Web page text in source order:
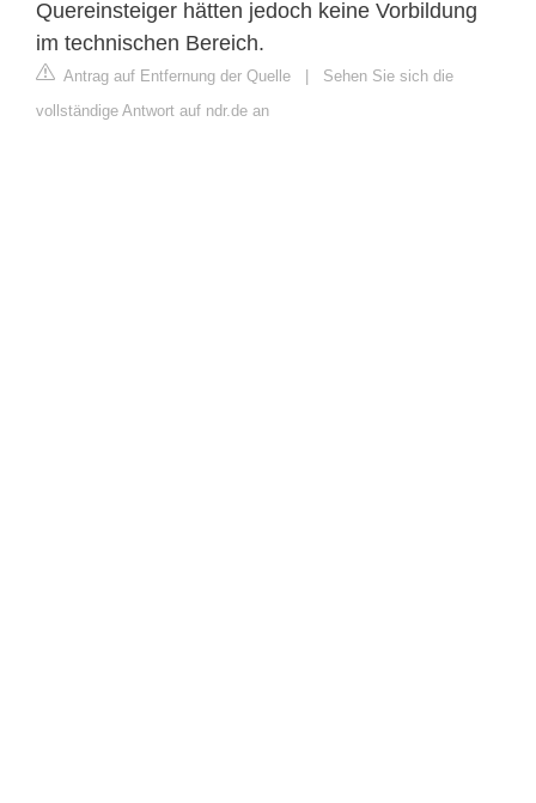
Quereinsteiger hätten jedoch keine Vorbildung
im technischen Bereich.
Antrag auf Entfernung der Quelle | Sehen Sie sich die
vollständige Antwort auf ndr.de an